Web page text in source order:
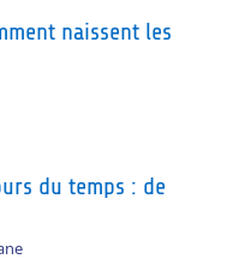
naissent les
du temps : de